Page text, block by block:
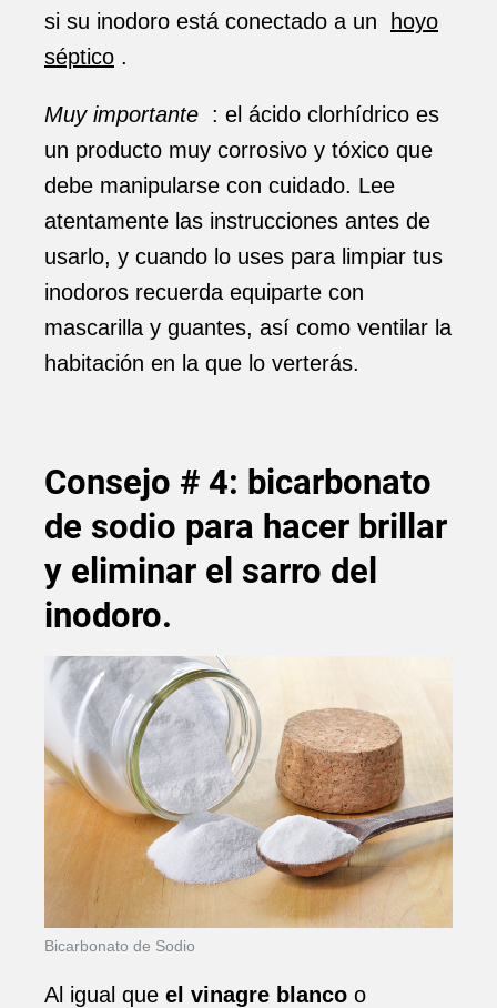
si su inodoro está conectado a un
hoyo
séptico .
Muy importante : el ácido clorhídrico es
un producto muy corrosivo y tóxico que
debe manipularse con cuidado. Lee
atentamente las instrucciones antes de
usarlo, y cuando lo uses para limpiar tus
inodoros recuerda equiparte con
mascarilla y guantes, así como ventilar la
habitación en la que lo verterás.
Consejo # 4: bicarbonato
de sodio para hacer brillar
y eliminar el sarro del
inodoro.
Bicarbonato de Sodio
Al igual que el vinagre blanco o